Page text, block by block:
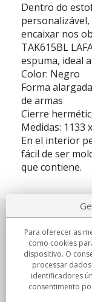
Dentro do
encaixar nos
TAK615BL
espuma, ideal
Color: Negro
Forma
de armas
Cierre
Medidas: 1133
En el interior
fácil de ser
que contiene.
Sobre nosotros
Compromissos
Compras
Para oferecer as
como cookies
dispositivo. O
processar
identificadores
consentimento